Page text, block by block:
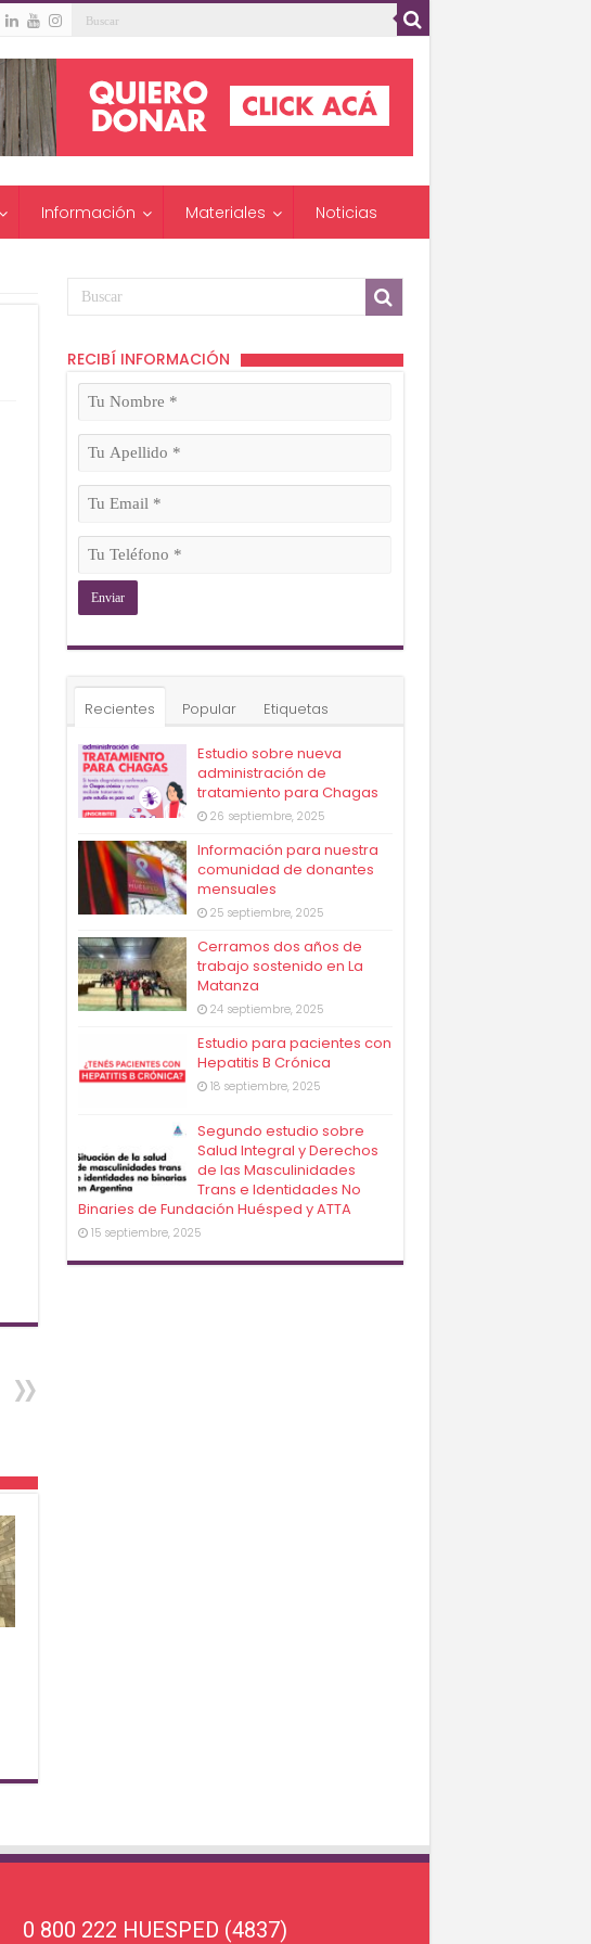
Información Materiales Noticias
RECIBÍ INFORMACIÓN
Tu
(Obligatorio)
Tu
Apellido
(Obligatorio)
Tu
(Obligatorio)
Tu
(Obligatorio)
Recientes Popular Etiquetas
Estudio sobre nueva
administración de
tratamiento para Chagas
26 septiembre, 2025
Información para nuestra
comunidad de donantes
mensuales
25 septiembre, 2025
Cerramos dos años de
trabajo sostenido en La
Matanza
24 septiembre, 2025
Estudio para pacientes con
Hepatitis B Crónica
18 septiembre, 2025
Segundo estudio sobre
Salud Integral y Derechos
de las Masculinidades
Trans e Identidades No
Binaries de Fundación Huésped y ATTA
15 septiembre, 2025
0 800 222 HUESPED (4837)